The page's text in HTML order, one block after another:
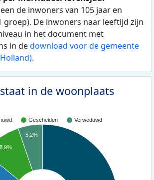
de inwoners van 105 jaar en
groep). De inwoners naar leeftijd zijn
in het document met
in dedownload voor de gemeente
.
in de woonplaats
Gescheiden Verweduwd
5,2%
8,9%